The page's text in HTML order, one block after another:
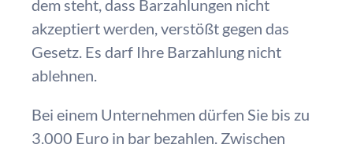
dem steht, dass Barzahlungen nicht
akzeptiert werden, verstößt gegen das
Gesetz. Es darf Ihre Barzahlung nicht
ablehnen.
Bei einem Unternehmen dürfen Sie bis zu
3.000 Euro in bar bezahlen. Zwischen